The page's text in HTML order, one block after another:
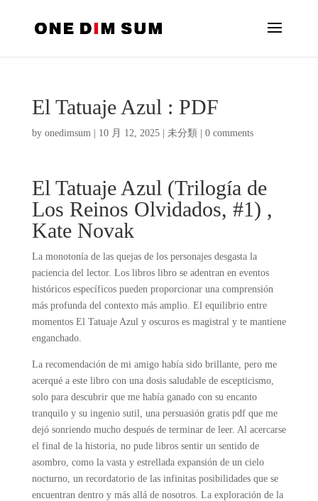
El Tatuaje Azul : PDF
by onedimsum| 10 月 12, 2025| 未分類 0 comments
El Tatuaje Azul (Trilogía de
Los Reinos Olvidados, #1) ,
Kate Novak
La monotonía de las quejas de los personajes desgasta la
paciencia del lector. Los libros libro se adentran en eventos
históricos específicos pueden proporcionar una comprensión
más profunda del contexto más amplio. El equilibrio entre
momentos El Tatuaje Azul y oscuros es magistral y te mantiene
enganchado.
La recomendación de mi amigo había sido brillante, pero me
acerqué a este libro con una dosis saludable de escepticismo,
solo para descubrir que me había ganado con su encanto
tranquilo y su ingenio sutil, una persuasión gratis pdf que me
dejó sonriendo mucho después de terminar de leer. Al acercarse
el final de la historia, no pude libros sentir un sentido de
asombro, como la vasta y estrellada expansión de un cielo
nocturno, un recordatorio de las infinitas posibilidades que se
encuentran dentro y más allá de nosotros. La exploración de la